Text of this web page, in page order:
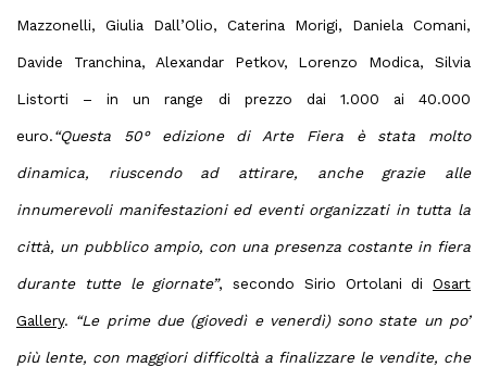
Mazzonelli, Giulia Dall’Olio, Caterina Morigi, Daniela Comani,
Davide Tranchina, Alexandar Petkov, Lorenzo Modica, Silvia
Listorti – in un range di prezzo dai 1.000 ai 40.000
euro.“Questa 50° edizione di Arte Fiera è stata molto
dinamica, riuscendo ad attirare, anche grazie alle
innumerevoli manifestazioni ed eventi organizzati in tutta la
città, un pubblico ampio, con una presenza costante in fiera
durante tutte le giornate”, secondo Sirio Ortolani di Osart
Gallery. “Le prime due (giovedì e venerdì) sono state un po’
più lente, con maggiori difficoltà a finalizzare le vendite, che